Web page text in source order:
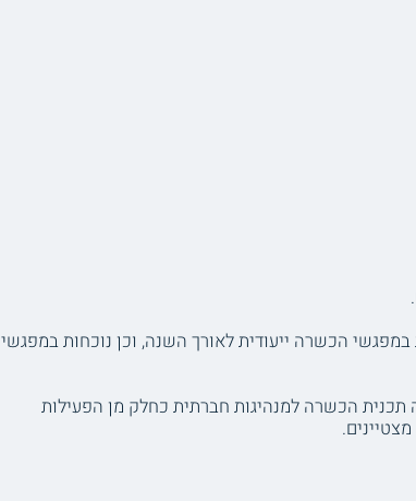
הכשרה ייעודית לאורך השנה, וכן נוכחות במפגשי
תכנית הכשרה למנהיגות חברתית כחלק מן הפעילות